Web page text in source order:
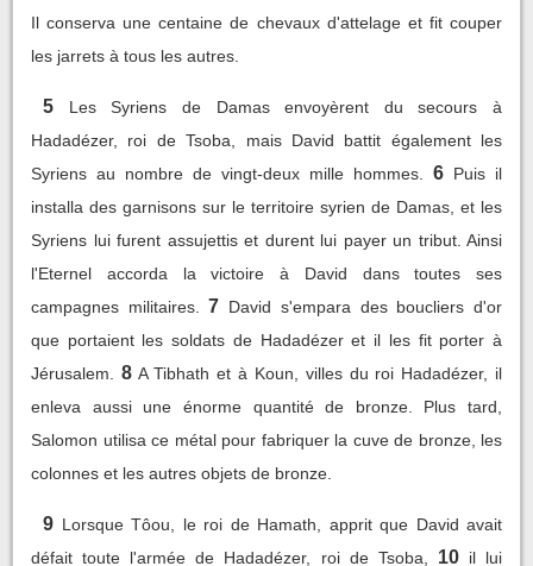
Il conserva une centaine de chevaux d'attelage et fit couper
les jarrets à tous les autres.
5
Les Syriens de Damas envoyèrent du secours à
Hadadézer, roi de Tsoba, mais David battit également les
Syriens au nombre de vingt-deux mille hommes.
6 Puis il
installa des garnisons sur le territoire syrien de Damas, et les
Syriens lui furent assujettis et durent lui payer un tribut. Ainsi
l'Eternel accorda la victoire à David dans toutes ses
campagnes militaires.
7 David s'empara des boucliers d'or
que portaient les soldats de Hadadézer et il les fit porter à
Jérusalem.
8 A Tibhath et à Koun, villes du roi Hadadézer, il
enleva aussi une énorme quantité de bronze. Plus tard,
Salomon utilisa ce métal pour fabriquer la cuve de bronze, les
colonnes et les autres objets de bronze.
9 Lorsque Tôou, le roi de Hamath, apprit que David avait
défait toute l'armée de Hadadézer, roi de Tsoba,
10 il lui